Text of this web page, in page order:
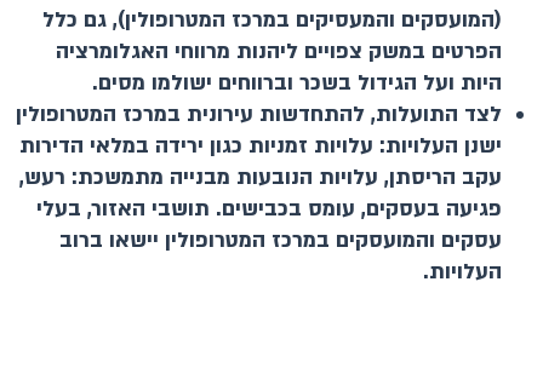
(המועסקים והמעסיקים במרכז המטרופולין), גם כלל
הפרטים במשק צפויים ליהנות מרווחי האגלומרציה
היות ועל הגידול בשכר וברווחים ישולמו מסים.
לצד התועלות, להתחדשות עירונית במרכז המטרופולין
ישנן העלויות: עלויות זמניות כגון ירידה במלאי הדירות
עקב הריסתן, עלויות הנובעות מבנייה מתמשכת: רעש,
פגיעה בעסקים, עומס בכבישים. תושבי האזור, בעלי
עסקים והמועסקים במרכז המטרופולין יישאו ברוב
העלויות.